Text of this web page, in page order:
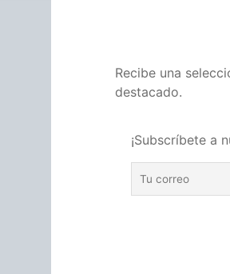
OBLIGATORIOS ESTÁN MARCADOS
Visita nuestra
las formas en
Recibe una
destacado.
¡Subscríbete a